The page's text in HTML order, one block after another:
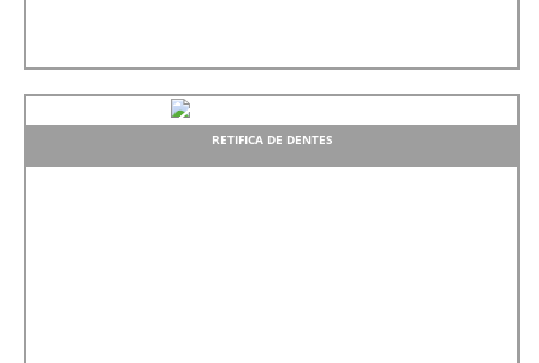
RETIFICA DE DENTES